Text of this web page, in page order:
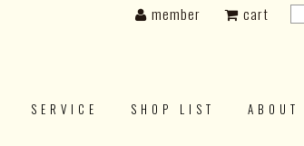
SERVICE SHOP LIST ABOUT
member cart